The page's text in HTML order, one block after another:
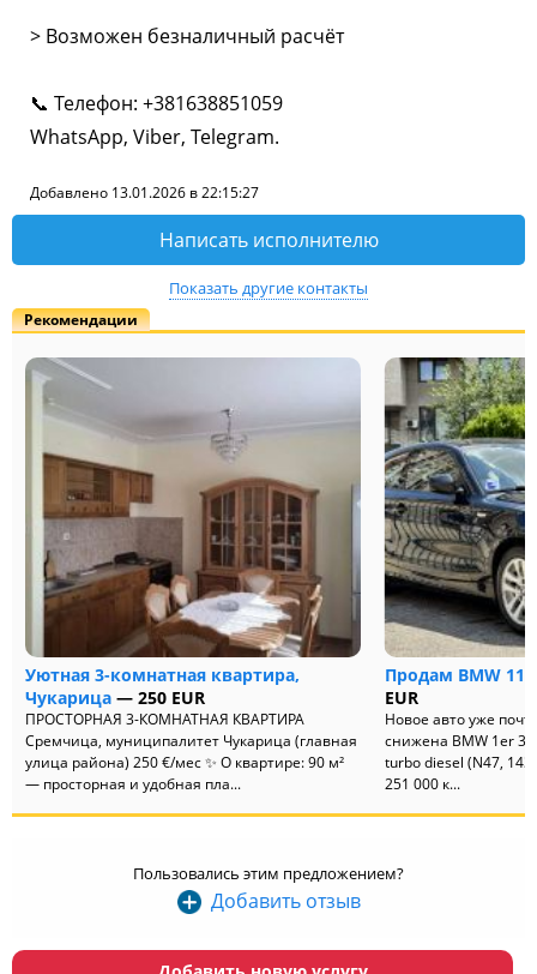
> Возможен безналичный расчёт
📞 Телефон: +381638851059
WhatsApp, Viber, Telegram.
Добавлено 13.01.2026 в 22:15:27
Написать исполнителю
Показать другие контакты
Рекомендации
Уютная 3-комнатная квартира,
Чукарица— 250 EUR
ПРОСТОРНАЯ 3-КОМНАТНАЯ КВАРТИРА
Сремчица, муниципалитет Чукарица (главная
улица района) 250 €/мес ✨ О квартире: 90 м²
— просторная и удобная пла...
Продам BMW
EUR
Новое авто уже
снижена BMW 1er 3-
turbo diesel (N47,
251 000 к...
Пользовались этим предложением?
Добавить отзыв